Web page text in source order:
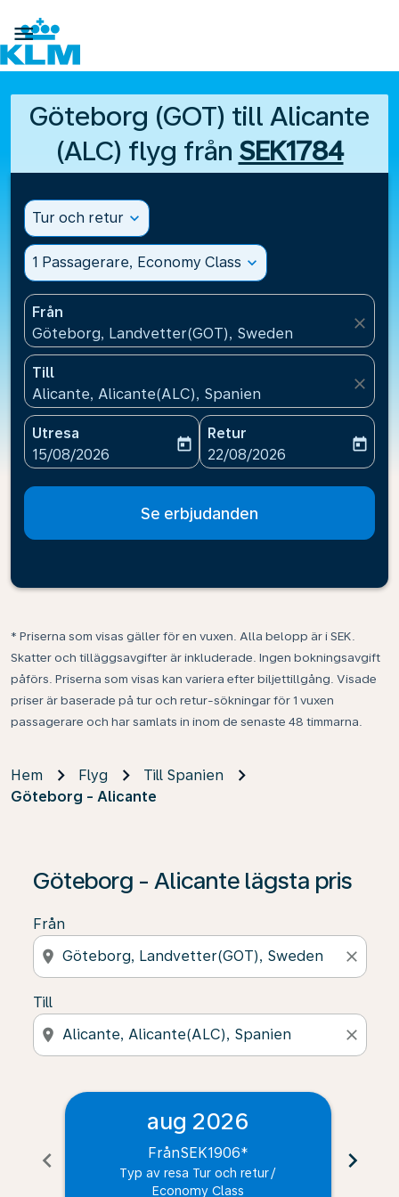

Göteborg (GOT) till Alicante
(ALC) flyg från SEK1784
Tur och retur expand_more
1 Passagerare, Economy Class expand_more
Från
Göteborg, Landvetter(GOT), Sweden
close
Till
Alicante, Alicante(ALC), Spanien
close
Utresa
fc-booking-departure-date-aria-label
15/08/2026
today
Retur
fc-booking-return-date-
22/08/2026
today
Se erbjudanden
* Priserna som visas gäller för en vuxen. Alla belopp är i SEK.
Skatter och tilläggsavgifter är inkluderade. Ingen bokningsavgift
påförs. Priserna som visas kan variera efter biljettillgång. Visade
priser är baserade på tur och retur-sökningar för 1 vuxen
passagerare och har samlats in inom de senaste 48 timmarna.
Hem Flyg
Till Spanien
Göteborg - Alicante
Göteborg - Alicante lägsta pris
Från
location_on close
Till
location_on close
chevron_left
aug 2026
FrånSEK1906*
Typ av resa Tur och retur /
Economy Class
chevron_right